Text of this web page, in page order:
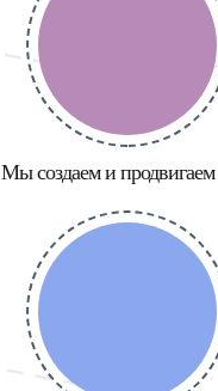
Мы создаем и продвигаем